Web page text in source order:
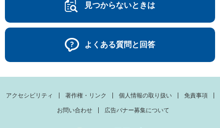
見つからないときは
よくある質問と回答
アクセシビリティ 著作権・リンク 個人情報の取り扱い 免責事項
お問い合わせ 広告バナー募集について